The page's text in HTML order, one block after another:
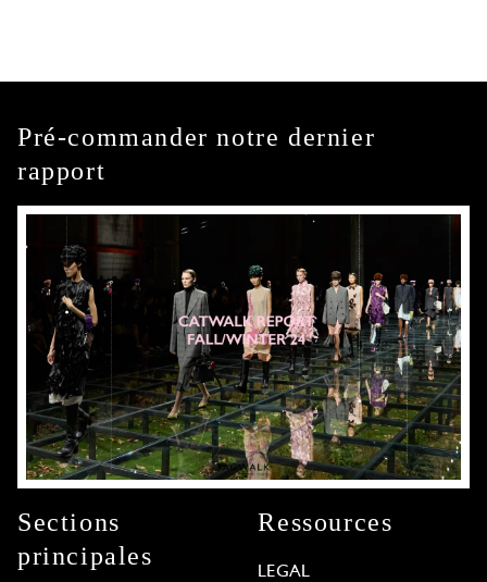
Pré-commander notre dernier
rapport
Sections
principales
Ressources
LEGAL